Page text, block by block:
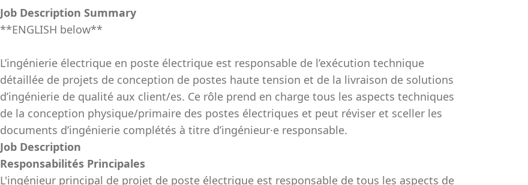
Job Description Summary
**ENGLISH below**
L’ingénierie électrique en poste électrique est responsable de l’exécution technique
détaillée de projets de conception de postes haute tension et de la livraison de solutions
d’ingénierie de qualité aux client/es. Ce rôle prend en charge tous les aspects techniques
de la conception physique/primaire des postes électriques et peut réviser et sceller les
documents d’ingénierie complétés à titre d’ingénieur·e responsable.
Job Description
Responsabilités Principales
L'ingénieur principal de projet de poste électrique est responsable de tous les aspects de